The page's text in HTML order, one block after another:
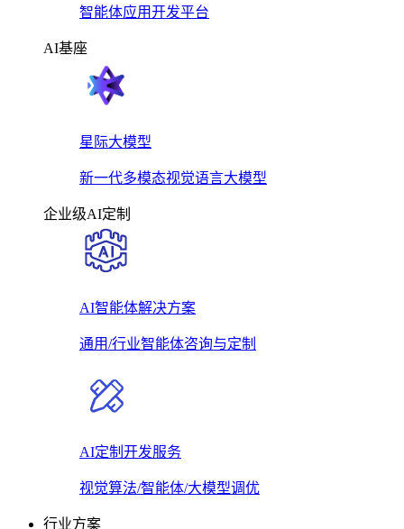
智能体应用开发平台
AI基座
星际大模型
新一代多模态视觉语言大模型
企业级AI定制
AI智能体解决方案
通用/行业智能体咨询与定制
AI定制开发服务
视觉算法/智能体/大模型调优
行业方案